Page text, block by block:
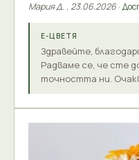
Мария Д. , 23.06.2026 ·
Е-ЦВЕТЯ
Здравейте,
Радваме се, че сте
точността ни.